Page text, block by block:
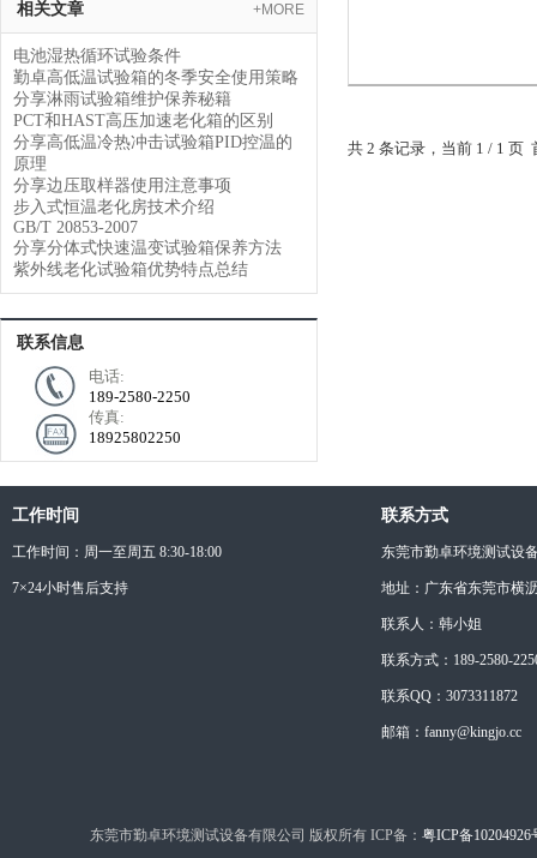
相关文章 +MORE
电池湿热循环试验条件
勤卓高低温试验箱的冬季安全使用策略
分享淋雨试验箱维护保养秘籍
PCT和HAST高压加速老化箱的区别
分享高低温冷热冲击试验箱PID控温的
原理
分享边压取样器使用注意事项
步入式恒温老化房技术介绍
GB/T 20853-2007
分享分体式快速温变试验箱保养方法
紫外线老化试验箱优势特点总结
联系信息
电话:
189-2580-2250
传真:
18925802250
共 2 条记录，当前 1 / 1
工作时间
工作时间：周一至周五 8:30-18:00
7×24小时售后支持
联系方式
东莞市勤卓环境测试设
地址：广东省东莞市横
联系人：韩小姐
联系方式：189-2580-
联系QQ：3073311872
邮箱：fanny@kingjo.cc
东莞市勤卓环境测试设备有限公司 版权所有 ICP备： 粤ICP备10204926